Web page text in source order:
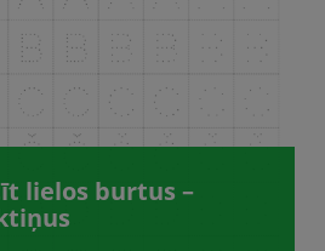
lielos burtus –